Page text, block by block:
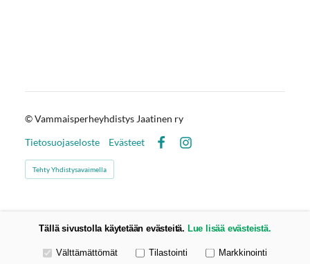
©Vammaisperheyhdistys Jaatinen ry
Tietosuojaseloste
Evästeet
Tehty Yhdistysavaimella
Tällä sivustolla käytetään evästeitä. Lue lisää evästeistä.
Valitse käytettävät evästeet
Välttämättömät Tilastointi Markkinointi